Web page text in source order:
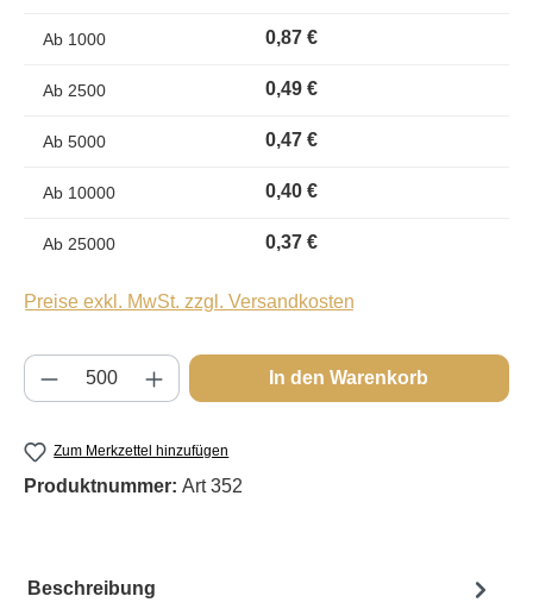
Ab 1000 0,87 €
Ab 2500 0,49 €
Ab 5000 0,47 €
Ab 10000 0,40 €
Ab 25000 0,37 €
Preise exkl. MwSt. zzgl. Versandkosten
Produkt Anzahl: Gib den gewünschten
In den Warenkorb
Zum Merkzettel hinzufügen
Produktnummer: Art 352
Beschreibung